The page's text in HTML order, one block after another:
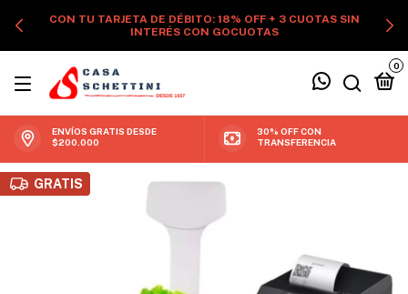
CON TU TARJETA DE DÉBITO: 18% OFF + 3 CUOTAS SIN
INTERÉS CON GOCUOTAS
0
ENVÍOS GRATIS DESDE
$200.000
30% OFF CON
TRANSFERENCIA
GRATIS